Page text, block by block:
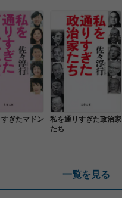
ぎたマドン
私を通りすぎた政治家
たち
一覧を見る